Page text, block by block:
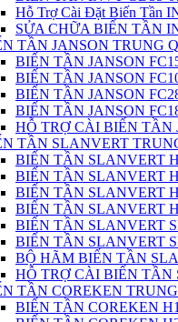
Hỗ Trợ Cài Đặt Biến Tần
SỬA CHỮA BIẾN TẦN
TẦN JANSON TRUNG
BIẾN TẦN JANSON
BIẾN TẦN JANSON
BIẾN TẦN JANSON
BIẾN TẦN JANSON
HỖ TRỢ CÀI BIẾN TẦN
TẦN SLANVERT
BIẾN TẦN SLANVERT
BIẾN TẦN SLANVERT
BIẾN TẦN SLANVERT
BIẾN TẦN SLANVERT
BIẾN TẦN SLANVERT
BIẾN TẦN SLANVERT
BỘ HÃM BIẾN TẦN
HỖ TRỢ CÀI BIẾN TẦN
TẦN COREKEN
BIẾN TẦN COREKEN